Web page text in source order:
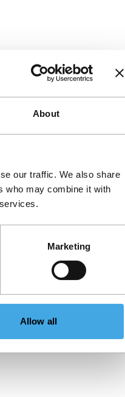
About
our traffic. We also share
who may combine it with
Marketing
Allow all